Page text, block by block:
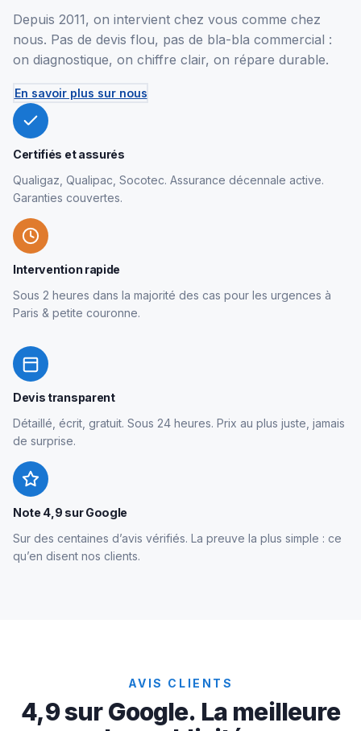
Depuis 2011, on intervient chez vous comme chez
nous. Pas de devis flou, pas de bla-bla commercial :
on diagnostique, on chiffre clair, on répare durable.
En savoir plus sur nous
Certifiés et assurés
Qualigaz, Qualipac, Socotec. Assurance décennale active.
Garanties couvertes.
Intervention rapide
Sous 2 heures dans la majorité des cas pour les urgences à
Paris & petite couronne.
Devis transparent
Détaillé, écrit, gratuit. Sous 24 heures. Prix au plus juste, jamais
de surprise.
Note 4,9 sur Google
Sur des centaines d’avis vérifiés. La preuve la plus simple : ce
qu’en disent nos clients.
AVIS CLIENTS
4,9 sur Google. La meilleure